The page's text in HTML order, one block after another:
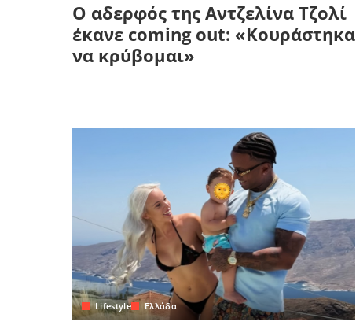
Ο αδερφός της Αντζελίνα Τζολί
έκανε coming out: «Κουράστηκα
να κρύβομαι»
Lifestyle Ελλάδα